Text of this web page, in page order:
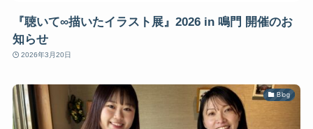
『聴いて∞描いたイラスト展』2026 in 鳴門 開催のお
知らせ
2026年3月20日
Blog